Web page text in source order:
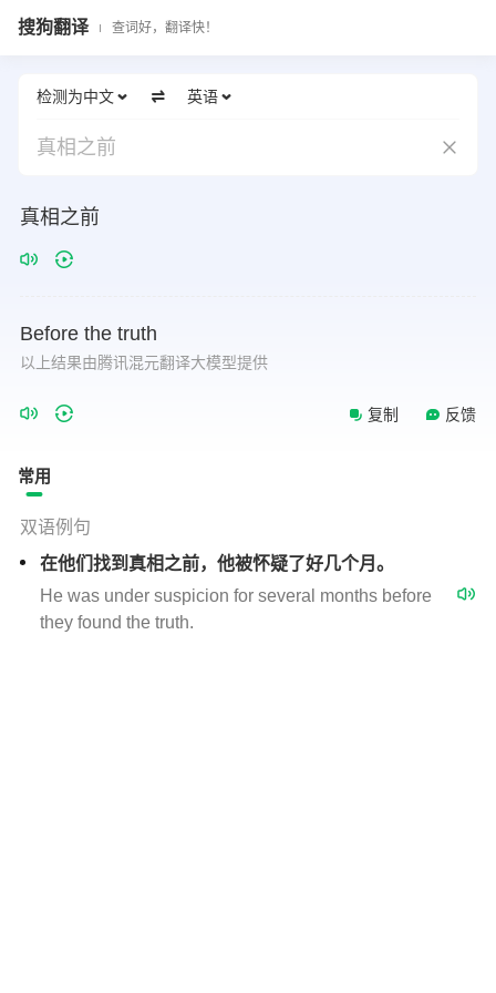
搜狗翻译 查词好，翻译快！
检测为中文 英语
真相之前
真相之前
Before the truth
以上结果由腾讯混元翻译大模型提供
复制 反馈
常用
双语例句
在他们找到真相之前，他被怀疑了好几个月。
He was under suspicion for several months before
they found the truth.